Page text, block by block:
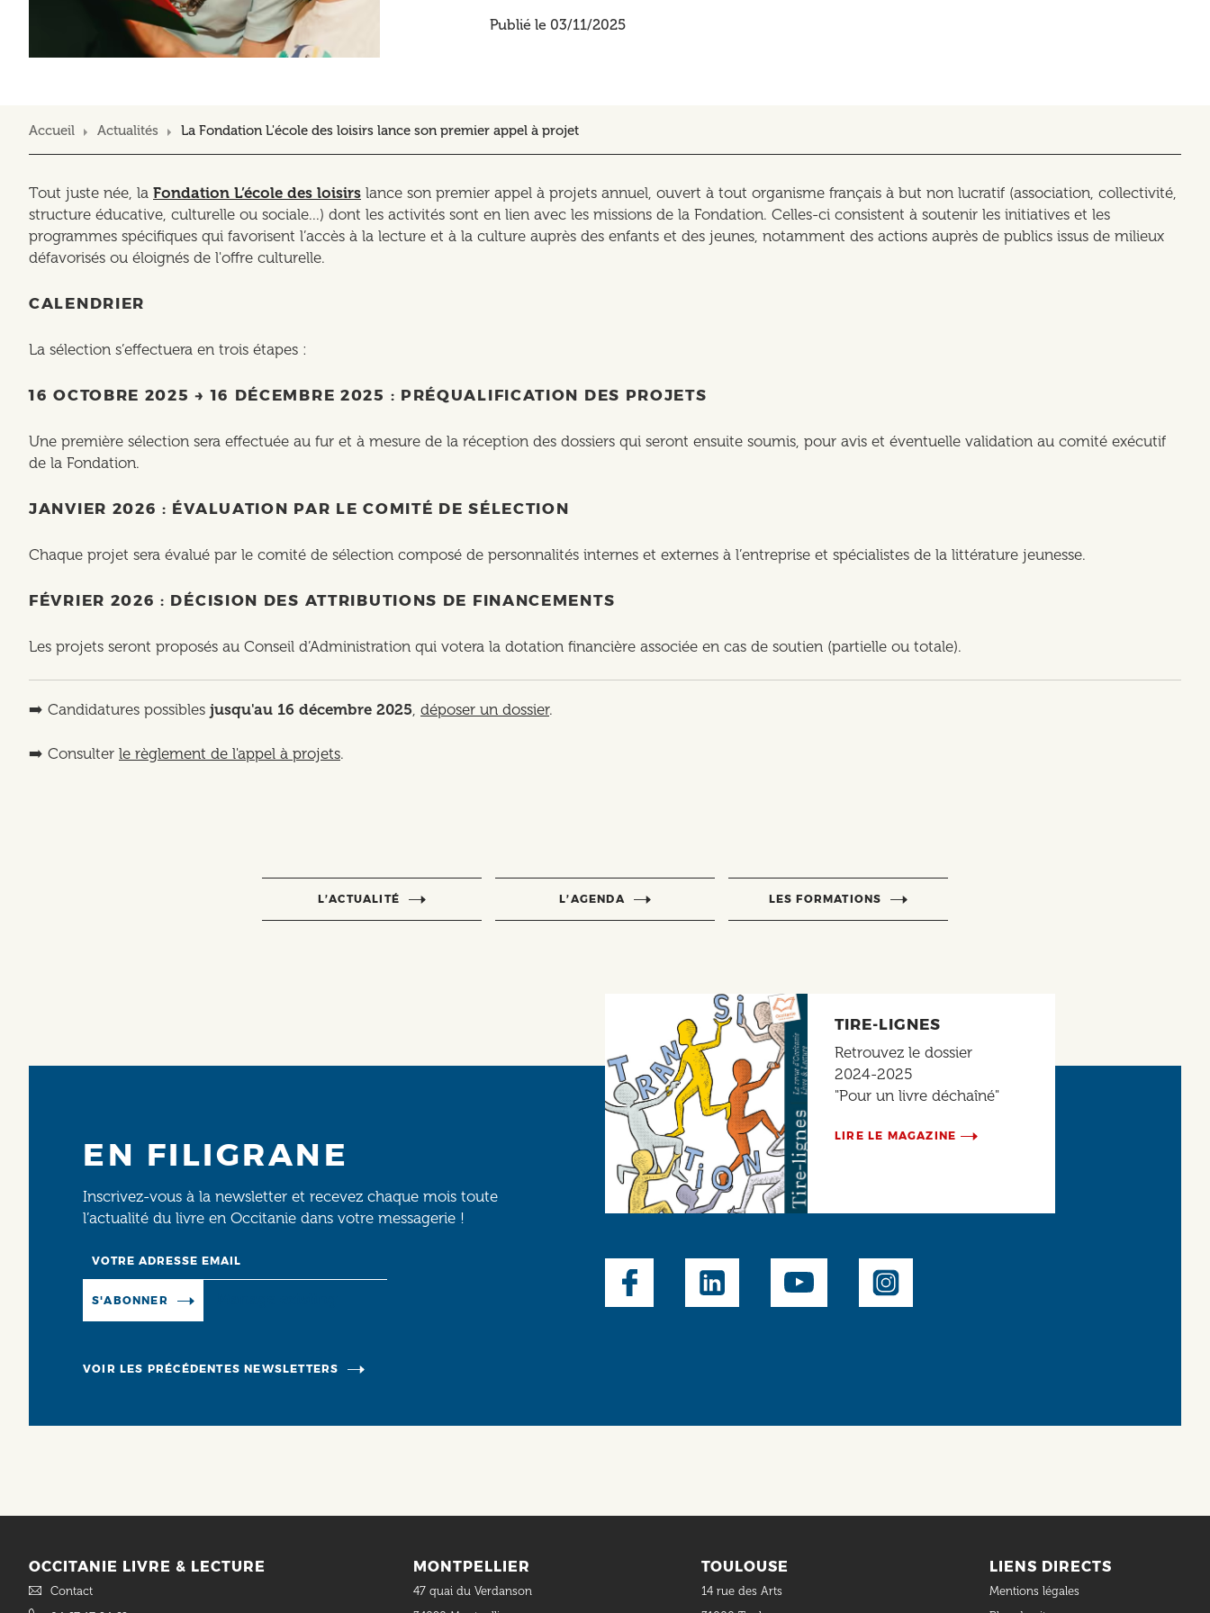
Publié le 03/11/2025
Accueil Actualités La Fondation L'école des loisirs lance son premier appel à projet
Tout juste née, la Fondation L’école des loisirs lance son premier appel à projets annuel, ouvert à tout organisme français à but non lucratif (association, collectivité,
structure éducative, culturelle ou sociale...) dont les activités sont en lien avec les missions de la Fondation. Celles-ci consistent à soutenir les initiatives et les
programmes spécifiques qui favorisent l’accès à la lecture et à la culture auprès des enfants et des jeunes, notamment des actions auprès de publics issus de milieux
défavorisés ou éloignés de l'offre culturelle.
CALENDRIER
La sélection s’effectuera en trois étapes :
16 OCTOBRE 2025 → 16 DÉCEMBRE 2025 : PRÉQUALIFICATION DES PROJETS
Une première sélection sera effectuée au fur et à mesure de la réception des dossiers qui seront ensuite soumis, pour avis et éventuelle validation au comité exécutif
de la Fondation.
JANVIER 2026 : ÉVALUATION PAR LE COMITÉ DE SÉLECTION
Chaque projet sera évalué par le comité de sélection composé de personnalités internes et externes à l’entreprise et spécialistes de la littérature jeunesse.
FÉVRIER 2026 : DÉCISION DES ATTRIBUTIONS DE FINANCEMENTS
Les projets seront proposés au Conseil d’Administration qui votera la dotation financière associée en cas de soutien (partielle ou totale).
➡️ Candidatures possibles jusqu'au 16 décembre 2025, déposer un dossier.
➡️ Consulter le règlement de l'appel à projets.
L’ACTUALITÉ L’AGENDA LES FORMATIONS
EN FILIGRANE
Inscrivez-vous à la newsletter et recevez chaque mois toute
l’actualité du livre en Occitanie dans votre messagerie !
S'ABONNER
VOIR LES PRÉCÉDENTES NEWSLETTERS
TIRE-LIGNES
Retrouvez le dossier
2024-2025
"Pour un livre déchaîné"
LIRE LE MAGAZINE
Social
OCCITANIE LIVRE & LECTURE
Contact
MONTPELLIER
47 quai du Verdanson
TOULOUSE
14 rue des Arts
LIENS DIRECTS
Mentions légales